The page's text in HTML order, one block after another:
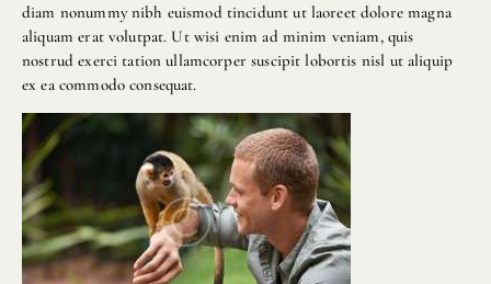
diam nonummy nibh euismod tincidunt ut laoreet dolore magna
aliquam erat volutpat. Ut wisi enim ad minim veniam, quis
nostrud exerci tation ullamcorper suscipit lobortis nisl ut aliquip
ex ea commodo consequat.